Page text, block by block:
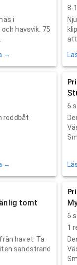
i
havsvik. 75
→
8-
att
roddbåt
→
6
tomt
havet. Ta
sandstrand
6
1